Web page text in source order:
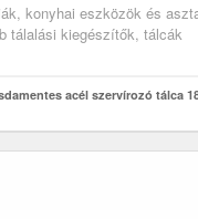
konyhai eszközök és
tálalási kiegészítők, tálcák
acél szervírozó tálca